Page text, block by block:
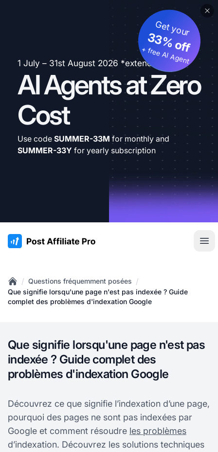
1 July – 31st August 2026 *extended
AI Agents at Zero
Cost
Get your
33% off
+ free AI Agent
Use code SUMMER-33M for monthly and
SUMMER-33Y for yearly subscription
:site.title
Home
/ Questions fréquemment posées /
Que signifie lorsqu'une page n'est pas indexée ? Guide
complet des problèmes d'indexation Google
Que signifie lorsqu'une page n'est pas
indexée ? Guide complet des
problèmes d'indexation Google
Découvrez ce que signifie l’indexation d’une page,
pourquoi des pages ne sont pas indexées par
Google et comment résoudre les problèmes
d’indexation. Découvrez les solutions techniques